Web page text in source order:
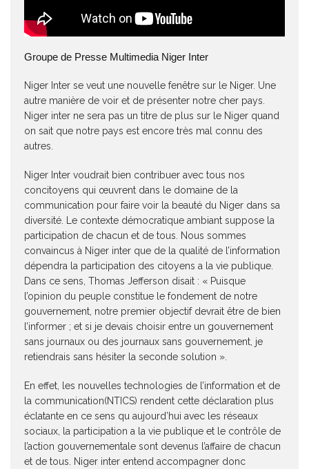
Groupe de Presse Multimedia Niger Inter
Niger Inter se veut une nouvelle fenêtre sur le Niger. Une
autre manière de voir et de présenter notre cher pays.
Niger inter ne sera pas un titre de plus sur le Niger quand
on sait que notre pays est encore très mal connu des
autres.
Niger Inter voudrait bien contribuer avec tous nos
concitoyens qui œuvrent dans le domaine de la
communication pour faire voir la beauté du Niger dans sa
diversité. Le contexte démocratique ambiant suppose la
participation de chacun et de tous. Nous sommes
convaincus à Niger inter que de la qualité de l’information
dépendra la participation des citoyens a la vie publique.
Dans ce sens, Thomas Jefferson disait : « Puisque
l’opinion du peuple constitue le fondement de notre
gouvernement, notre premier objectif devrait être de bien
l’informer ; et si je devais choisir entre un gouvernement
sans journaux ou des journaux sans gouvernement, je
retiendrais sans hésiter la seconde solution ».
En effet, les nouvelles technologies de l’information et de
la communication(NTICS) rendent cette déclaration plus
éclatante en ce sens qu aujourd’hui avec les réseaux
sociaux, la participation a la vie publique et le contrôle de
l’action gouvernementale sont devenus l’affaire de chacun
et de tous. Niger inter entend accompagner donc